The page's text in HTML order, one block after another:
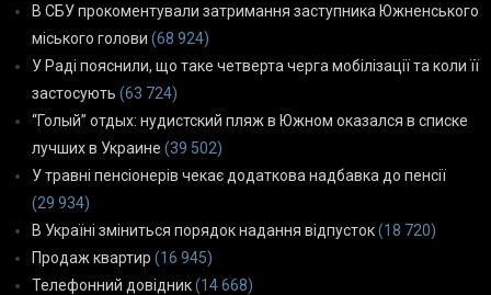
В СБУ прокоментували затримання заступника Южненського
міського голови (68 924)
У Раді пояснили, що таке четверта черга мобілізації та коли її
застосують (63 724)
“Голый” отдых: нудистский пляж в Южном оказался в списке
лучших в Украине (39 502)
У травні пенсіонерів чекає додаткова надбавка до пенсії
(29 934)
В Україні зміниться порядок надання відпусток(18 720)
Продаж квартир (16 945)
Телефонний довідник(14 668)